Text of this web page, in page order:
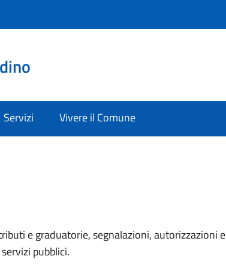
Servizi Vivere il Comune
e graduatorie, segnalazioni, autorizzazioni e
pubblici.